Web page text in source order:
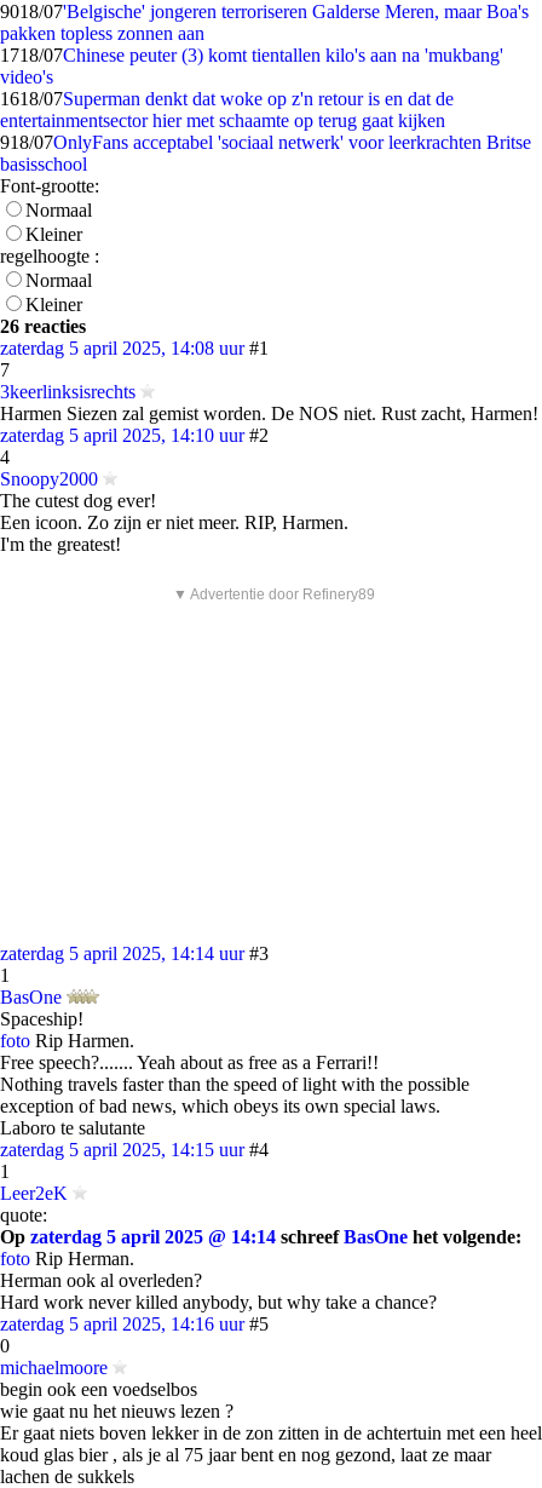
9018/07'Belgische' jongeren terroriseren Galderse Meren, maar Boa's
pakken topless zonnen aan
1718/07Chinese peuter (3) komt tientallen kilo's aan na 'mukbang'
video's
1618/07Superman denkt dat woke op z'n retour is en dat de
entertainmentsector hier met schaamte op terug gaat kijken
918/07OnlyFans acceptabel 'sociaal netwerk' voor leerkrachten Britse
basisschool
Font-grootte:
Normaal
Kleiner
regelhoogte :
Normaal
Kleiner
26 reacties
zaterdag 5 april 2025, 14:08 uur #1
7
3keerlinksisrechts
Harmen Siezen zal gemist worden. De NOS niet. Rust zacht, Harmen!
zaterdag 5 april 2025, 14:10 uur #2
4
Snoopy2000
The cutest dog ever!
Een icoon. Zo zijn er niet meer. RIP, Harmen.
I'm the greatest!
▼ Advertentie door Refinery89
zaterdag 5 april 2025, 14:14 uur #3
1
BasOne
Spaceship!
foto Rip Harmen.
Free speech?....... Yeah about as free as a Ferrari!!
Nothing travels faster than the speed of light with the possible
exception of bad news, which obeys its own special laws.
Laboro te salutante
zaterdag 5 april 2025, 14:15 uur #4
1
Leer2eK
quote:
Op zaterdag 5 april 2025 @ 14:14 schreefBasOne het volgende:
foto Rip Herman.
Herman ook al overleden?
Hard work never killed anybody, but why take a chance?
zaterdag 5 april 2025, 14:16 uur #5
0
michaelmoore
begin ook een voedselbos
wie gaat nu het nieuws lezen ?
Er gaat niets boven lekker in de zon zitten in de achtertuin met een heel
koud glas bier , als je al 75 jaar bent en nog gezond, laat ze maar
lachen de sukkels